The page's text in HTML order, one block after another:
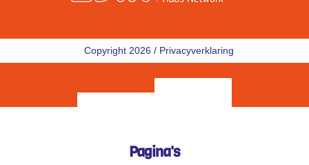
Copyright 2026 / Privacyverklaring
Pagina's